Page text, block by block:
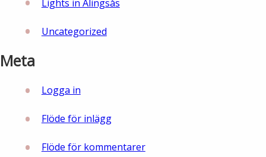
Lights in Alingsås
Uncategorized
Meta
Logga in
Flöde för inlägg
Flöde för kommentarer